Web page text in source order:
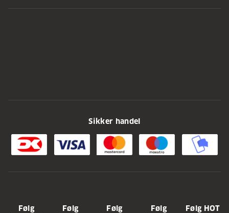
Sikker handel
Følg
Følg
Følg
Følg
Følg HOT